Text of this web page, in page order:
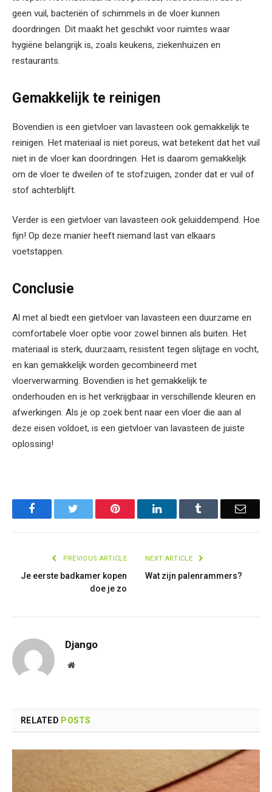
geen vuil, bacteriën of schimmels in de vloer kunnen
doordringen. Dit maakt het geschikt voor ruimtes waar
hygiëne belangrijk is, zoals keukens, ziekenhuizen en
restaurants.
Gemakkelijk te reinigen
Bovendien is een gietvloer van lavasteen ook gemakkelijk te
reinigen. Het materiaal is niet poreus, wat betekent dat het vuil
niet in de vloer kan doordringen. Het is daarom gemakkelijk
om de vloer te dweilen of te stofzuigen, zonder dat er vuil of
stof achterblijft.
Verder is een gietvloer van lavasteen ook geluiddempend. Hoe
fijn! Op deze manier heeft niemand last van elkaars
voetstappen.
Conclusie
Al met al biedt een gietvloer van lavasteen een duurzame en
comfortabele vloer optie voor zowel binnen als buiten. Het
materiaal is sterk, duurzaam, resistent tegen slijtage en vocht,
en kan gemakkelijk worden gecombineerd met
vloerverwarming. Bovendien is het gemakkelijk te
onderhouden en is het verkrijgbaar in verschillende kleuren en
afwerkingen. Als je op zoek bent naar een vloer die aan al
deze eisen voldoet, is een gietvloer van lavasteen de juiste
oplossing!
Facebook Pinterest LinkedIn Email
PREVIOUS ARTICLE
Je eerste badkamer kopen
doe je zo
NEXT ARTICLE
Wat zijn palenrammers?
Django
Website
RELATED POSTS